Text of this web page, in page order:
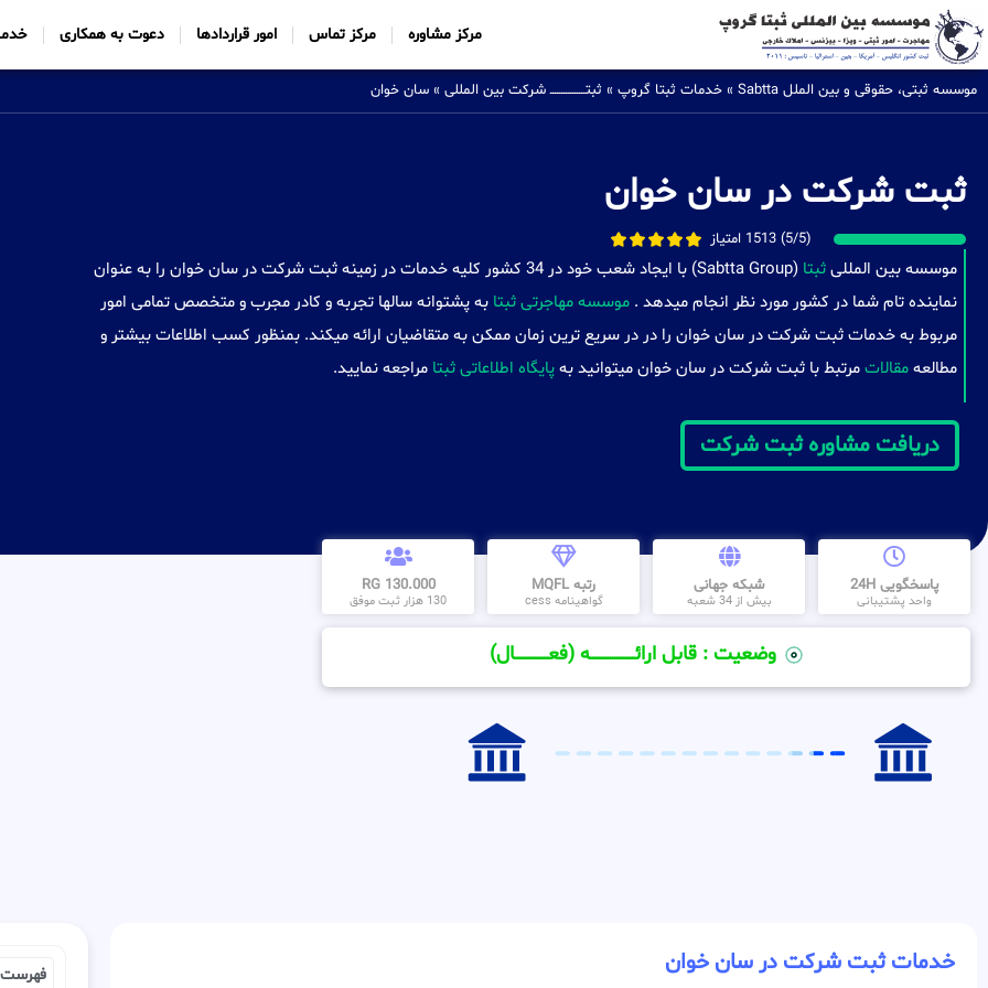
مرکز مشاوره مرکز تماس امور قراردادها دعوت به همکاری
موسسه ثبتی، حقوقی و بین الملل Sabtta » خدمات ثبتا گروپ » ثبتــــــــــــــــ شرکت بین المللی » سان خوان
ثبت شرکت در سان خوان
(5/5) 1513 امتیاز
موسسه بین المللیثبتا
(Sabtta Group) با ایجاد شعب خود در 34 کشور کلیه خدمات در زمینه ثبت شرکت در سان خوان را به عنوان
نماینده تام شما در کشور مورد نظر انجام میدهد . موسسه مهاجرتی ثبتا به پشتوانه سالها تجربه و کادر مجرب و متخصص تمامی امور
مربوط به خدمات ثبت شرکت در سان خوان را در در سریع ترین زمان ممکن به متقاضیان ارائه میکند. بمنظور کسب اطلاعات بیشتر و
مطالعهمقالاتمرتبط با ثبت شرکت در سان خوان میتوانید بهپایگاه اطلاعاتی ثبتا مراجعه نمایید.
دریافت مشاوره ثبت شرکت
پاسخگویی 24H
واحد پشتیبانی
شبکه جهانی
بیش از 34 شعبه
رتبه MQFL
گواهینامه cess
130.000 RG
130 هزار ثبت موفق
وضعیت : قابل ارائــــــــــــــــــــه (فعـــــــــــــــال)
خدمات ثبت شرکت در سان خوان